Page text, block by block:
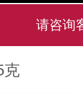
请咨询
克